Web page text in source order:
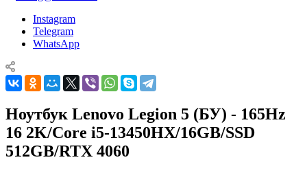
Instagram
Telegram
WhatsApp
Ноутбук Lenovo Legion 5 (БУ) - 165Hz
16 2K/Core i5-13450HX/16GB/SSD
512GB/RTX 4060